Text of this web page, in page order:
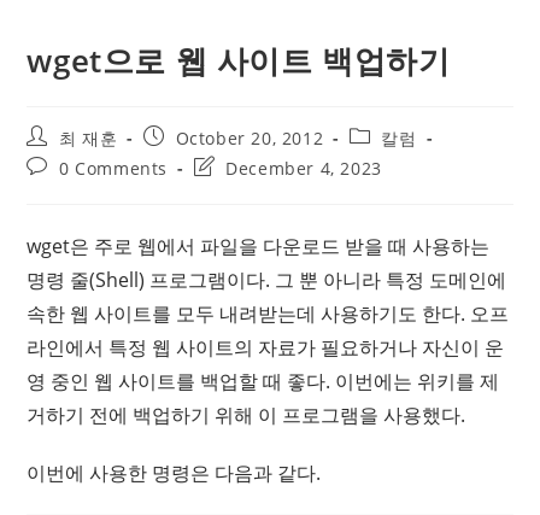
wget으로 웹 사이트 백업하기
Post
author:
최 재훈
Post
published:
October 20, 2012
Post
category:
칼럼
Post0 Comments
PostDecember 4, 2023
wget은 주로 웹에서 파일을 다운로드 받을 때 사용하는
명령 줄(Shell) 프로그램이다. 그 뿐 아니라 특정 도메인에
속한 웹 사이트를 모두 내려받는데 사용하기도 한다. 오프
라인에서 특정 웹 사이트의 자료가 필요하거나 자신이 운
영 중인 웹 사이트를 백업할 때 좋다. 이번에는 위키를 제
거하기 전에 백업하기 위해 이 프로그램을 사용했다.
이번에 사용한 명령은 다음과 같다.